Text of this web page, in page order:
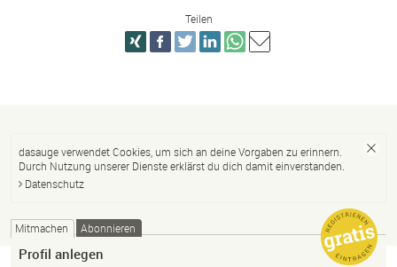
Teilen
dasauge verwendet Cookies, um sich an deine Vorgaben zu erinnern.
Durch Nutzung unserer Dienste erklärst du dich damit einverstanden.
Datenschutz
Mitmachen Abonnieren
Profil anlegen